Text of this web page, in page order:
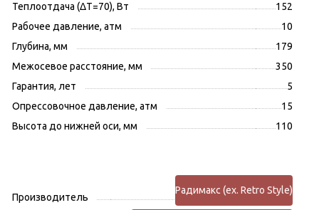
Теплоотдача (ΔT=70), Вт
152
Рабочее давление, атм
10
Глубина, мм
179
Межосевое расстояние, мм
350
Гарантия, лет
5
Опрессовочное давление, атм
15
Высота до нижней оси, мм
110
Производитель
Радимакс (ex. Retro Style)